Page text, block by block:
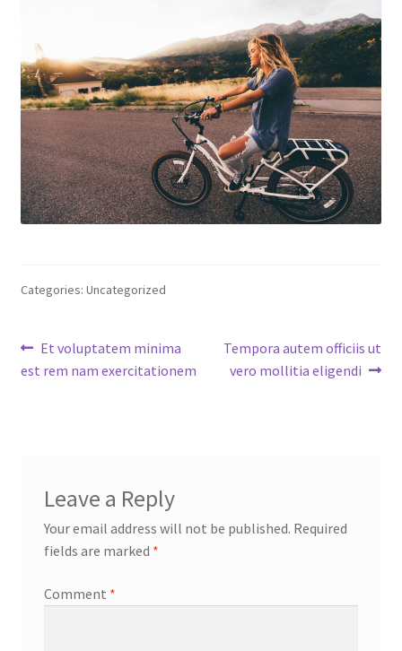
Categories: Uncategorized
Post
navigation
Previous
post:
Et voluptatem minima
est rem nam exercitationem
Next
post:
Tempora autem officiis ut
vero mollitia eligendi
Leave a Reply
Your email address will not be published. Required
fields are marked *
Comment *